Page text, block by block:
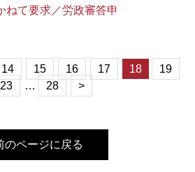
て要求／労政審答申
14 15 16 17 18
19
23 … 28 >
のページに戻る